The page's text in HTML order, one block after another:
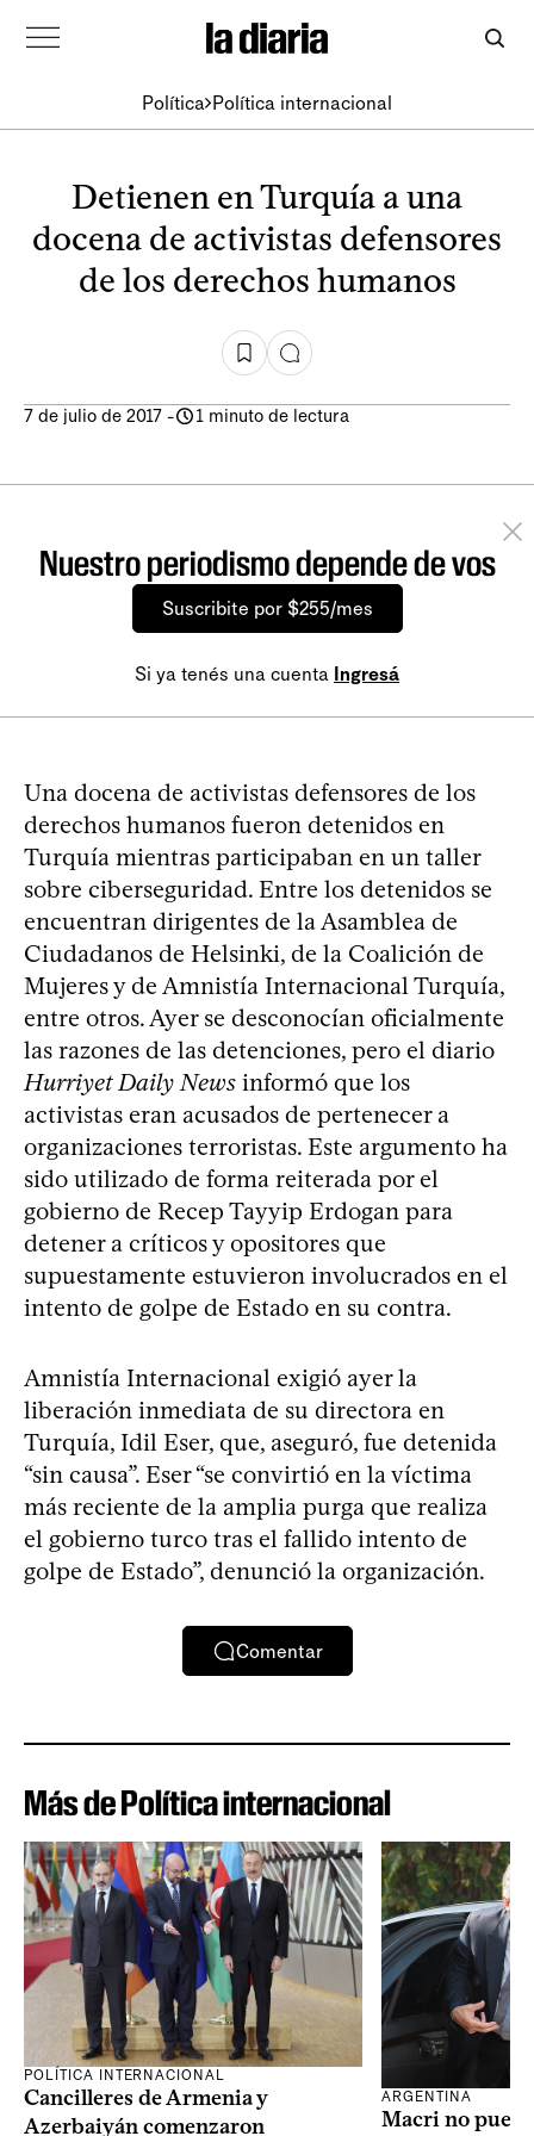
Política Política internacional
Detienen en Turquía a una
docena de activistas defensores
de los derechos humanos
7 de julio de 2017 - 1 minuto de lectura
Nuestro periodismo depende de vos
Suscribite por $255/mes
Si ya tenés una cuenta Ingresá
Una docena de activistas defensores de los
derechos humanos fueron detenidos en
Turquía mientras participaban en un taller
sobre ciberseguridad. Entre los detenidos se
encuentran dirigentes de la Asamblea de
Ciudadanos de Helsinki, de la Coalición de
Mujeres y de Amnistía Internacional Turquía,
entre otros. Ayer se desconocían oficialmente
las razones de las detenciones, pero el diario
Hurriyet Daily News informó que los
activistas eran acusados de pertenecer a
organizaciones terroristas. Este argumento ha
sido utilizado de forma reiterada por el
gobierno de Recep Tayyip Erdogan para
detener a críticos y opositores que
supuestamente estuvieron involucrados en el
intento de golpe de Estado en su contra.
Amnistía Internacional exigió ayer la
liberación inmediata de su directora en
Turquía, Idil Eser, que, aseguró, fue detenida
“sin causa”. Eser “se convirtió en la víctima
más reciente de la amplia purga que realiza
el gobierno turco tras el fallido intento de
golpe de Estado”, denunció la organización.
Comentar
Más de Política internacional
POLÍTICA INTERNACIONAL
Cancilleres de Armenia y
Azerbaiyán comenzaron
ARGENTINA
Macri no